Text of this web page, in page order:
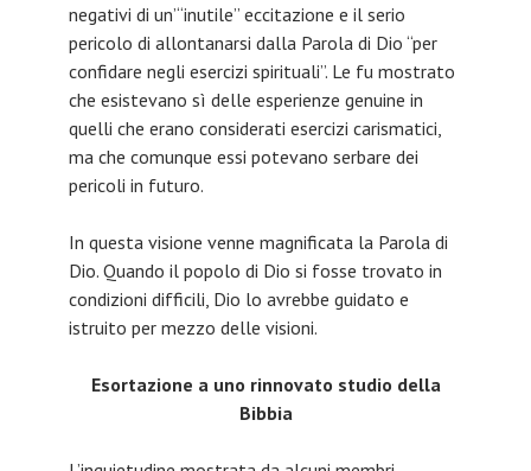
negativi di un’“inutile” eccitazione e il serio
pericolo di allontanarsi dalla Parola di Dio “per
confidare negli esercizi spirituali”. Le fu mostrato
che esistevano sì delle esperienze genuine in
quelli che erano considerati esercizi carismatici,
ma che comunque essi potevano serbare dei
pericoli in futuro.
In questa visione venne magnificata la Parola di
Dio. Quando il popolo di Dio si fosse trovato in
condizioni difficili, Dio lo avrebbe guidato e
istruito per mezzo delle visioni.
Esortazione a uno rinnovato studio della
Bibbia